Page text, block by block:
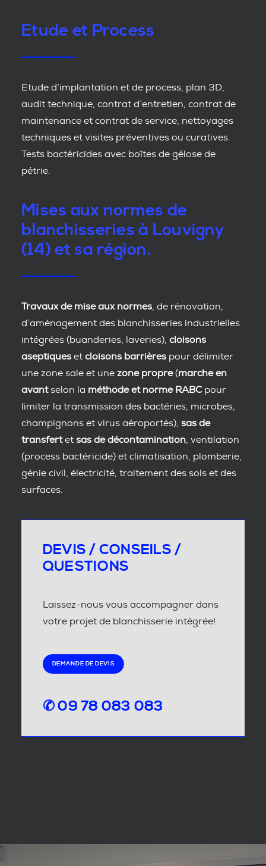
Etude et Process
Etude d’implantation et de process, plan 3D,
audit technique, contrat d’entretien, contrat de
maintenance et contrat de service, nettoyages
techniques et visites préventives ou curatives.
Tests bactéricides avec boîtes de gélose de
pétrie.
Mises aux normes de
blanchisseries à Louvigny
(14) et sa région.
Travaux de mise aux normes , de rénovation,
d’aménagement des blanchisseries industrielles
intégrées (buanderies, laveries), cloisons
aseptiques et cloisons barrières pour délimiter
une zone sale et une zone propre(marche en
avantselon la méthode et norme RABCpour
limiter la transmission des bactéries, microbes,
champignons et virus aéroportés), sas de
transfertet sas de décontamination , ventilation
(process bactéricide) et climatisation, plomberie,
génie civil, électricité, traitement des sols et des
surfaces.
DEVIS / CONSEILS /
QUESTIONS
Laissez-nous vous accompagner dans
votre projet de blanchisserie intégrée!
DEMANDE DE DEVIS
✆ 09 78 083 083